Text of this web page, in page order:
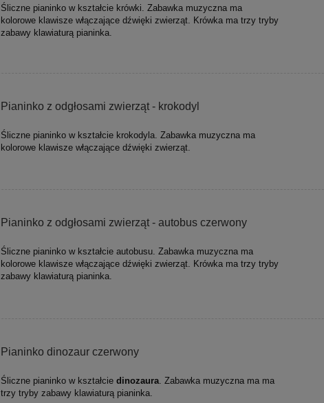
Śliczne pianinko w kształcie krówki. Zabawka muzyczna ma
kolorowe klawisze włączające dźwięki zwierząt. Krówka ma trzy tryby
zabawy klawiaturą pianinka.
Pianinko z odgłosami zwierząt - krokodyl
Śliczne pianinko w kształcie krokodyla. Zabawka muzyczna ma
kolorowe klawisze włączające dźwięki zwierząt.
Pianinko z odgłosami zwierząt - autobus czerwony
Śliczne pianinko w kształcie autobusu. Zabawka muzyczna ma
kolorowe klawisze włączające dźwięki zwierząt. Krówka ma trzy tryby
zabawy klawiaturą pianinka.
Pianinko dinozaur czerwony
Śliczne pianinko w kształcie dinozaura. Zabawka muzyczna ma ma
trzy tryby zabawy klawiaturą pianinka.